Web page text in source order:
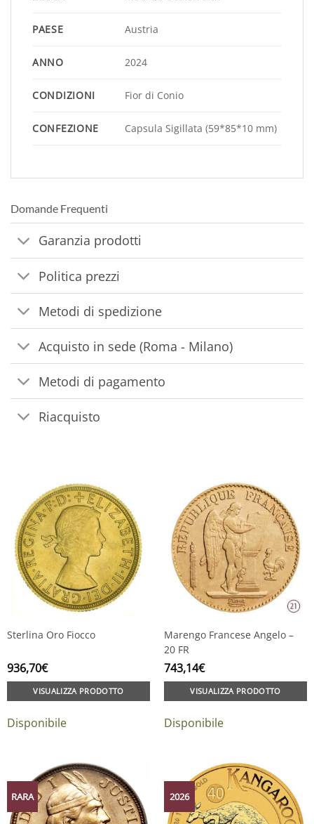
PAESE Austria
ANNO 2024
CONDIZIONI Fior di Conio
CONFEZIONE Capsula Sigillata (59*85*10 mm)
Domande Frequenti
Garanzia prodotti
Politica prezzi
Metodi di spedizione
Acquisto in sede (Roma - Milano)
Metodi di pagamento
Riacquisto
Sterlina Oro Fiocco
936,70€
VISUALIZZA PRODOTTO
Disponibile
Marengo Francese Angelo –
20 FR
743,14€
VISUALIZZA PRODOTTO
Disponibile
RARA 2026